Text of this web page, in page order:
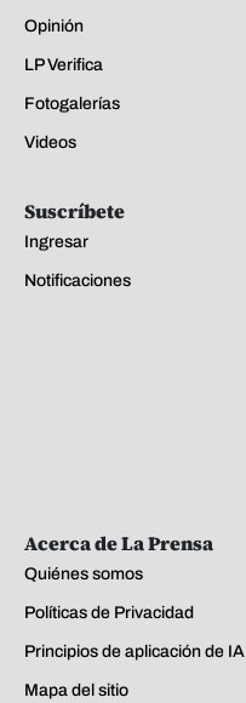
Opinión
LP Verifica
Fotogalerías
Videos
Suscríbete
Ingresar
Notificaciones
Acerca de La Prensa
Quiénes somos
Políticas de Privacidad
Principios de aplicación de IA
Mapa del sitio